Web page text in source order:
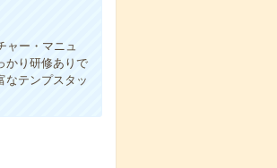
ャー・マニュ
かり研修ありで
なテンプスタッ